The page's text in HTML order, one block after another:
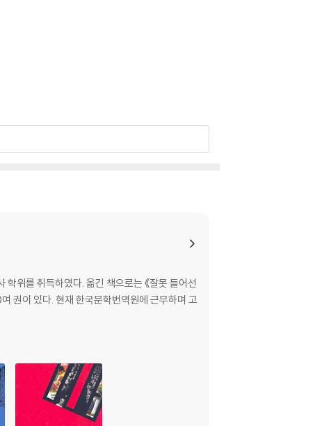
위를 취득하였다. 옮긴 책으로는 《잘못 들어선
여 권이 있다. 현재 한국문학번역원에 근무하며 고